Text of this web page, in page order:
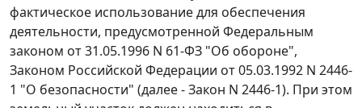
фактическое использование для обеспечения
деятельности, предусмотренной Федеральным
законом от 31.05.1996 N 61-ФЗ "Об обороне",
Законом Российской Федерации от 05.03.1992 N 2446-
1 "О безопасности" (далее - Закон N 2446-1). При этом